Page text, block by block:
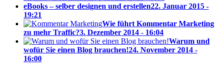
eBooks – selber designen und erstellen22. Januar 2015 -
19:21
Wie führt Kommentar Marketing
zu mehr Traffic?3. Dezember 2014 - 16:04
Warum und
wofür Sie einen Blog brauchen!24. November 2014 -
16:00